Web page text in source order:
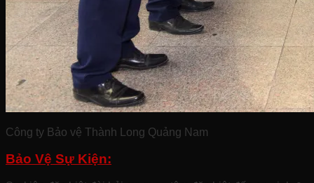
Công ty Bảo vệ Thành Long Quảng Nam
Bảo Vệ Sự Kiện: